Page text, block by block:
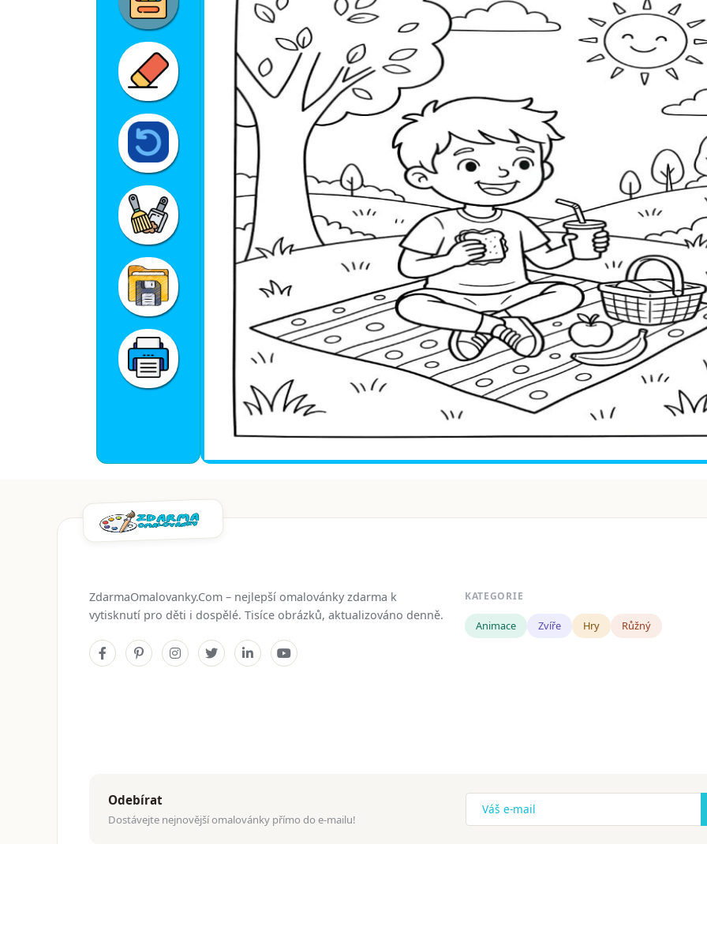
ZdarmaOmalovanky.Com – nejlepší omalovánky zdarma k
vytisknutí pro děti i dospělé. Tisíce obrázků, aktualizováno denně.
KATEGORIE
Animace Zvíře Hry Růžný
Odebírat
Dostávejte nejnovější omalovánky přímo do e-mailu!